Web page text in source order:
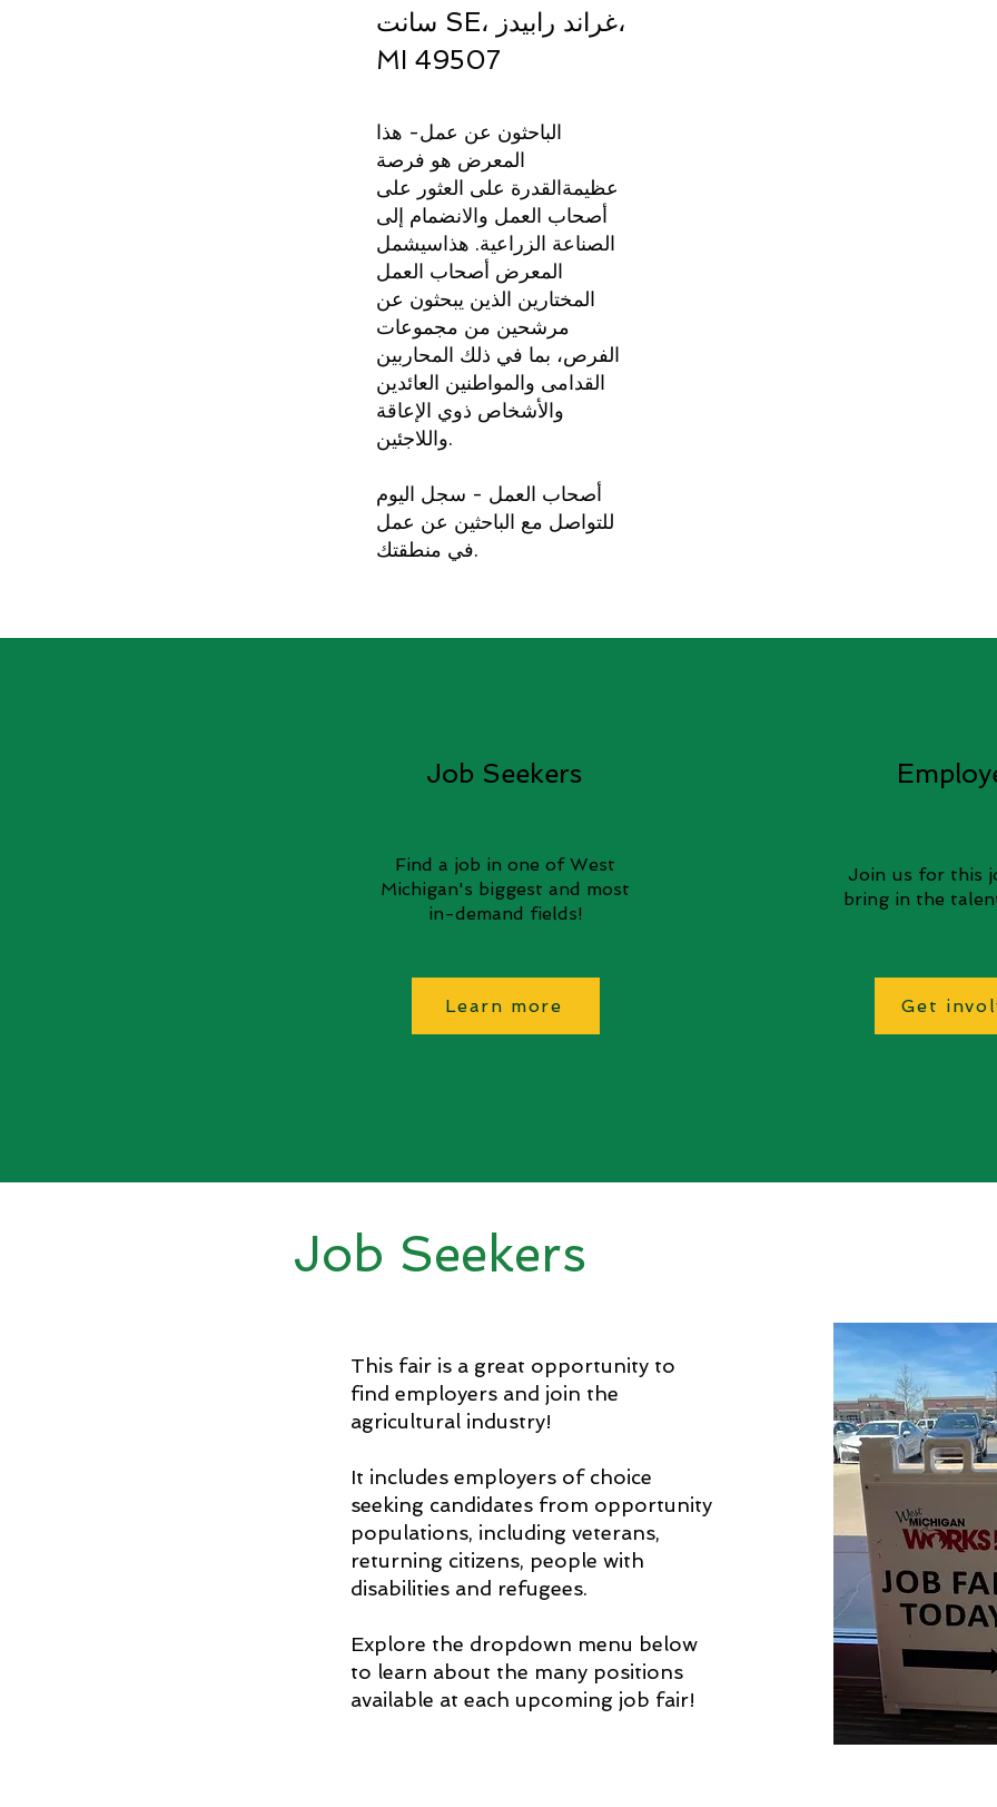
سانت SE، غراند رابيدز،
MI 49507
الباحثون عن عمل- هذا
المعرض هو فرصة
عظيمةالقدرة على العثور على
أصحاب العمل والانضمام إلى
الصناعة الزراعية. هذاسيشمل
المعرض أصحاب العمل
المختارين الذين يبحثون عن
مرشحين من مجموعات
الفرص، بما في ذلك المحاربين
القدامى والمواطنين العائدين
والأشخاص ذوي الإعاقة
واللاجئين.
أصحاب العمل - سجل اليوم
للتواصل مع الباحثين عن عمل
في منطقتك.
Job Seekers
Find a job in one of West
Michigan's biggest and most
in-demand fields!
Learn more
Join us for this
bring in the
Get
Job Seekers
This fair is a great opportunity to
find employers and join the
agricultural industry!
It includes employers of choice
seeking candidates from opportunity
populations, including veterans,
returning citizens, people with
disabilities and refugees.
Explore the dropdown menu below
to learn about the many positions
available at each upcoming job fair!